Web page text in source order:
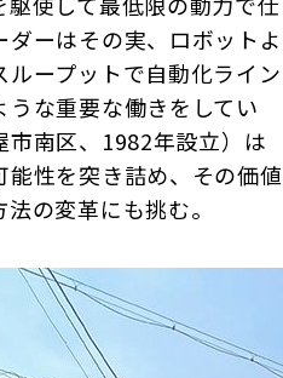
ーはその実、ロボットよ
ループットで自動化ライン
な重要な働きをしてい
市南区、1982年設立）は
能性を突き詰め、その価値
の変革にも挑む。